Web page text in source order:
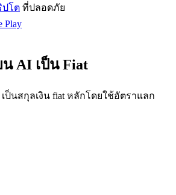
นเพื่อรับโทเคนยอดนิยม
โต ที่ปลอดภัย
Play
AI เป็น Fiat
เป็นสกุลเงิน fiat หลักโดยใช้อัตราแลก